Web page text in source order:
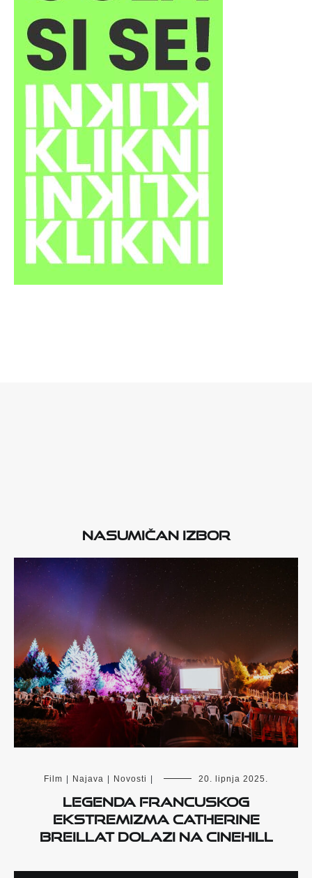
Nasumičan izbor
Film | Najava | Novosti | 20. lipnja 2025.
Legenda francuskog
ekstremizma Catherine
Breillat dolazi na Cinehill